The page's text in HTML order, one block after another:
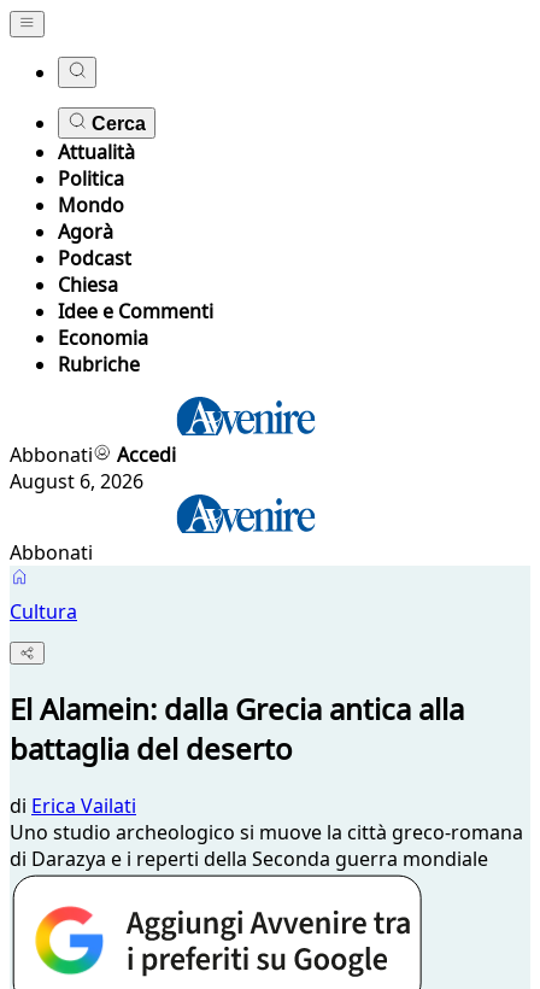
Cerca
Attualità
Politica
Mondo
Agorà
Podcast
Chiesa
Idee e Commenti
Economia
Rubriche
Abbonati
Accedi
August 6, 2026
Abbonati
Cultura
El Alamein: dalla Grecia antica alla
battaglia del deserto
di Erica Vailati
Uno studio archeologico si muove la città greco-romana
di Darazya e i reperti della Seconda guerra mondiale